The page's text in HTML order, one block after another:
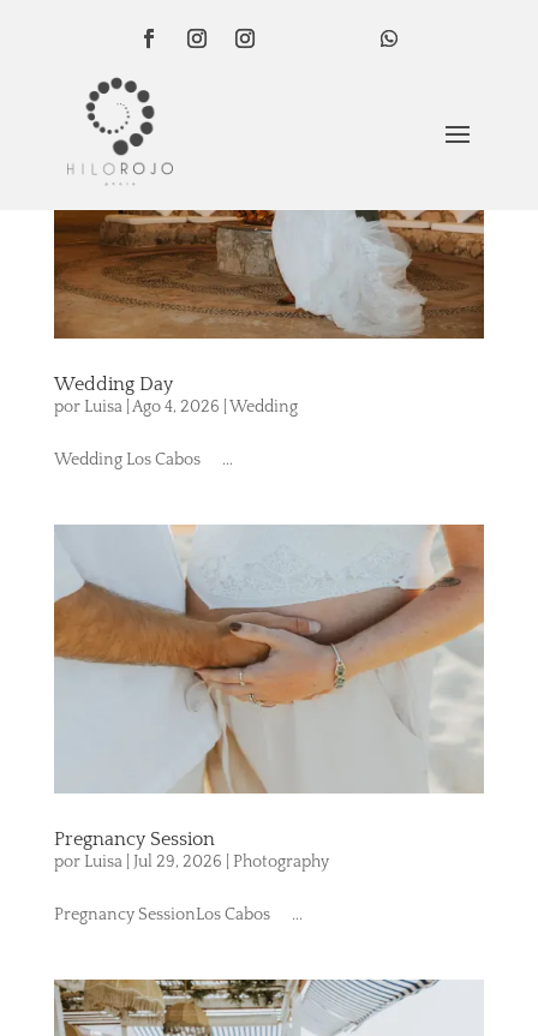
Wedding Day
por Luisa| Ago 4, 2026 Wedding
Wedding Los Cabos ...
Pregnancy Session
por Luisa| Jul 29, 2026 Photography
Pregnancy SessionLos Cabos ...